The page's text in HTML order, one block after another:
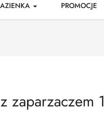
PROMOCJE
zaparzaczem